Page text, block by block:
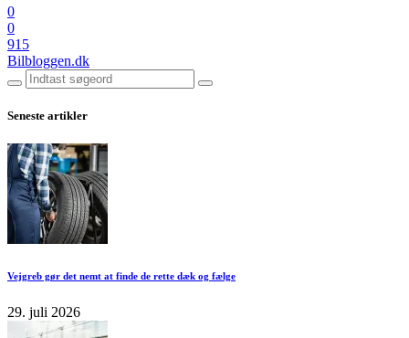
0
0
915
Bilbloggen.dk
Seneste artikler
Vejgreb gør det nemt at finde de rette dæk og fælge
29. juli 2026